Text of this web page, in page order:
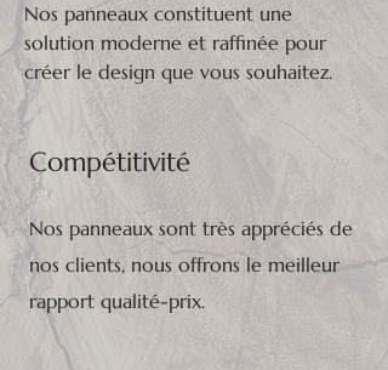
Nos panneaux constituent une
solution moderne et raffinée pour
créer le design que vous souhaitez.
Compétitivité
Nos panneaux sont très appréciés de
nos clients, nous offrons le meilleur
rapport qualité-prix.